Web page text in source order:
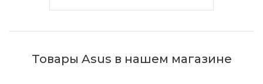
Товары Asus в нашем магазине